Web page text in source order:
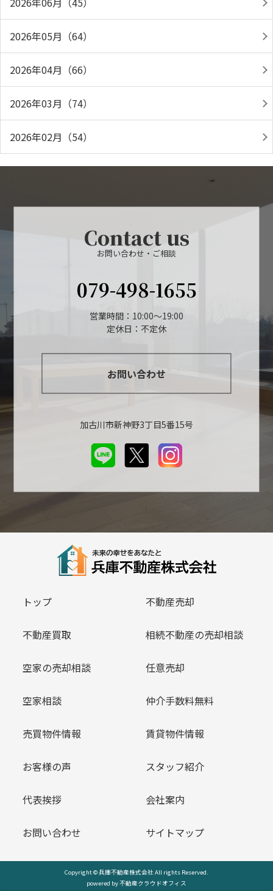
2026年05月（64）
2026年04月（66）
2026年03月（74）
2026年02月（54）
Contact us
お問い合わせ・ご相談
079-498-1655
営業時間：10:00～19:00
定休日：不定休
お問い合わせ
加古川市新神野3丁目5番15号
トップ 不動産売却
不動産買取 相続不動産の売却相談
空家の売却相談 任意売却
空家相談 仲介手数料無料
売買物件情報 賃貸物件情報
お客様の声 スタッフ紹介
代表挨拶 会社案内
お問い合わせ サイトマップ
Copyright © 兵庫不動産株式会社 All rights Reserved.
powered by 不動産クラウドオフィス